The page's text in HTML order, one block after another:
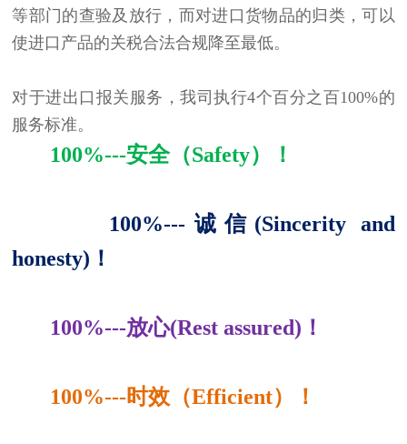
等部门的查验及放行，而对进口货物品的归类，可以
使进口产品的关税合法合规降至最低。
对于进出口报关服务，我司执行4个百分之百100%的
服务标准。
100%---安全（Safety）！
100%---诚信(Sincerity and
honesty)！
100%---放心(Rest assured)！
100%---时效（Efficient）！